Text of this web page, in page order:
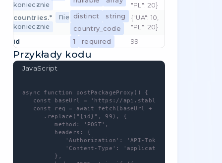
PUT Uwaga dotycząca zmiany-
/ package/note/{id}/{proxyIndex}
Ta metoda wymaga autoryzacji!
Możesz skorzystać z własnego klucza API,
który znajdziesz pod adresem
Ta metoda - wymaga uprawnień -
packages.set-note
Tworząc token API w swoim
sterowania, możesz wybrać określone
uprawnienia (np. uniemożliwić tokenowi
składanie zamówień).